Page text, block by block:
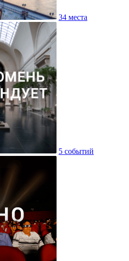
34 места
5 событий